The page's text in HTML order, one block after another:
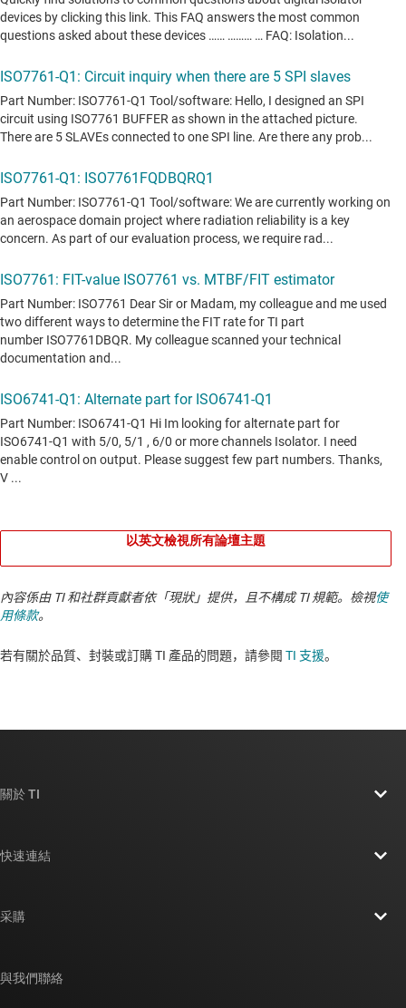
以英文檢視所有論壇主題
內容係由 TI 和社群貢獻者依「現狀」提供，且不構成 TI 規範。檢視使
用條款。
若有關於品質、封裝或訂購 TI 產品的問題，請參閱 TI 支援。​​​​​​​​​​​​​​
關於 TI
快速連結
交互參考搜索
采購
與我們聯絡